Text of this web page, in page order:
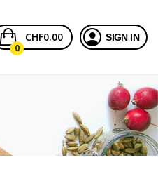
CHF0.00
0
SIGN IN